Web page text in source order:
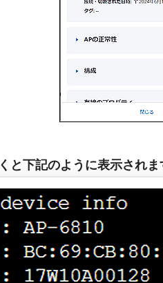
下記のように表示されま